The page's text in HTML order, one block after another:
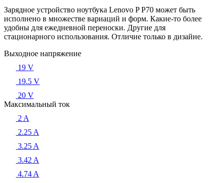
Зарядное устройство ноутбука Lenovo P P70 может быть
исполнено в множестве вариаций и форм. Какие-то более
удобны для ежедневной переноски. Другие для
стационарного использования. Отличие только в дизайне.
Выходное напряжение
19 V
19.5 V
20 V
Максимальный ток
2 A
2.25 A
3.25 A
3.42 A
4.74 A